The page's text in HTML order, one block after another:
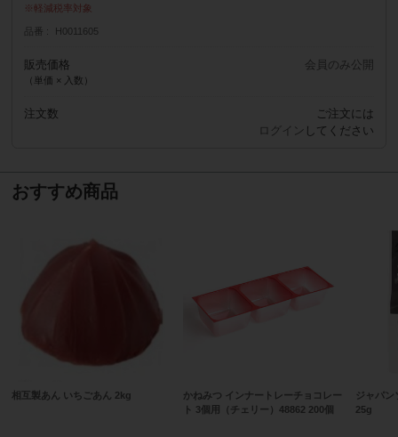
軽減税率対象
品番 H0011605
販売価格
（単価 × 入数）
会員のみ公開
注文数
ご注文には
ログイン してください
おすすめ商品
相互製あん いちごあん 2kg
かねみつ インナートレーチョコレー
ト 3個用（チェリー）48862 200個
ジャパン
25g